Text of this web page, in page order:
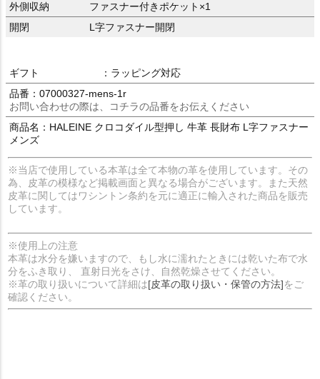
外側収納
ファスナー付きポケット×1
開閉
L字ファスナー開閉
ギフト
：ラッピング対応
品番：07000327-mens-1r
お問い合わせの際は、コチラの品番をお伝えください
商品名：HALEINE クロコダイル型押し 牛革 長財布 L字ファスナー
メンズ
※当店で使用している本革は全て本物の革を使用しています。その
為、皮革の模様など掲載画面と異なる場合がございます。また天然
皮革に関してはワシントン条約を元に適正に輸入された商品を販売
しています。
※使用上の注意
本革は水分を嫌いますので、もし水に濡れたときには乾いた布で水
分をふき取り、 直射日光をさけ、自然乾燥させてください。
※革の取り扱いについて詳細は[皮革の取り扱い・保管の方法]をご
確認ください。